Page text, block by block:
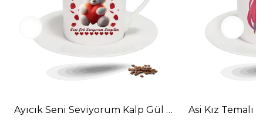
Ayıcık Seni Seviyorum Kalp Gül Baskılı Porselen
Asi Kız Temalı